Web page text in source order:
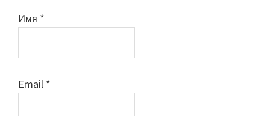
Имя *
Email *